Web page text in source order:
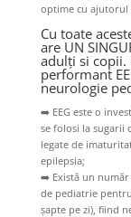
optime cu ajutorul
Cu toate
are UN
adulți si copii.
performant
neurologie
➡️EEG este o
se folosi la sugarii
legate de
epilepsia;
➡️Există un
de pediatrie
șapte pe zi), fiind